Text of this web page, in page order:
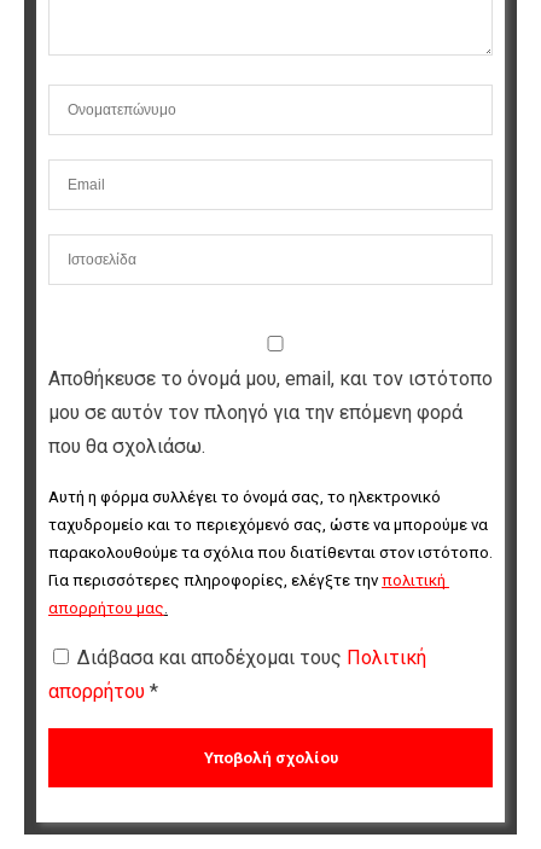
Αποθήκευσε το όνομά μου, email, και τον ιστότοπο
μου σε αυτόν τον πλοηγό για την επόμενη φορά
που θα σχολιάσω.
Αυτή η φόρμα συλλέγει το όνομά σας, το ηλεκτρονικό
ταχυδρομείο και το περιεχόμενό σας, ώστε να μπορούμε να
παρακολουθούμε τα σχόλια που διατίθενται στον ιστότοπο.
Για περισσότερες πληροφορίες, ελέγξτε την πολιτική
απορρήτου μας.
Διάβασα και αποδέχομαι τους Πολιτική
απορρήτου *